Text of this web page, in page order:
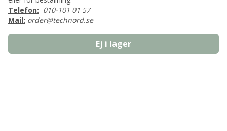
Telefon: 010-101 01 57
Mail: order@technord.se
Ej i lager